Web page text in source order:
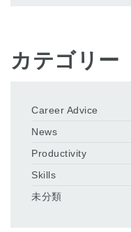
カテゴリー
Career Advice
News
Productivity
Skills
未分類